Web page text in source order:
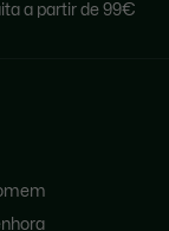
a partir de 99€